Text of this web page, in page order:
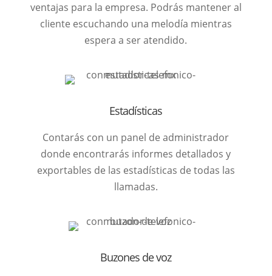
ventajas para la empresa. Podrás mantener al
cliente escuchando una melodía mientras
espera a ser atendido.
Estadísticas
Contarás con un panel de administrador
donde encontrarás informes detallados y
exportables de las estadísticas de todas las
llamadas.
Buzones de voz